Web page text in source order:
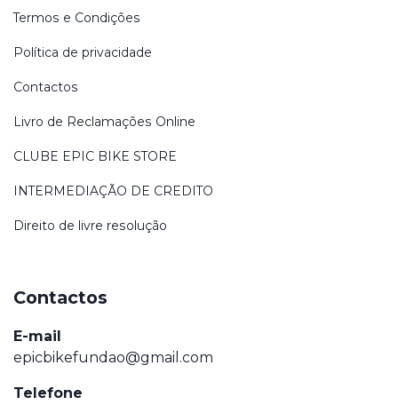
Termos e Condições
Política de privacidade
Contactos
Livro de Reclamações Online
CLUBE EPIC BIKE STORE
INTERMEDIAÇÃO DE CREDITO
Direito de livre resolução
Contactos
E-mail
epicbikefundao@gmail.com
Telefone